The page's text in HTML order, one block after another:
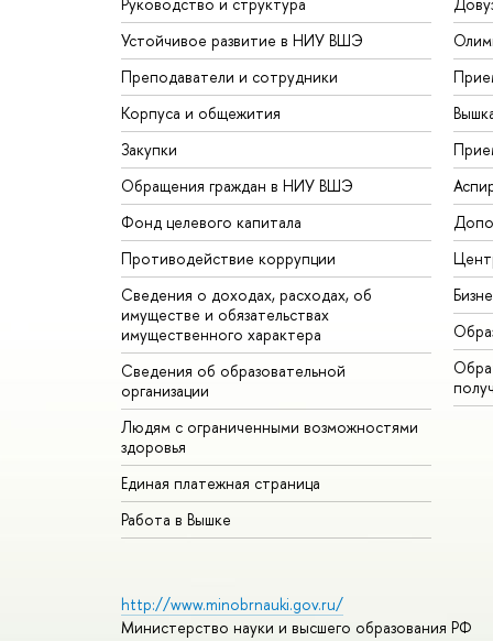
Устойчивое развитие в НИУ ВШЭ
Преподаватели и сотрудники
Корпуса и общежития
Закупки
Обращения граждан в НИУ ВШЭ
Фонд целевого капитала
Противодействие коррупции
Сведения о доходах, расходах, об
имуществе и обязательствах
имущественного характера
Сведения об образовательной
организации
Людям с ограниченными возможностями
здоровья
Единая платежная страница
Работа в Вышке
http://www.minobrnauki.gov.ru/
Министерство науки и высшего образования РФ